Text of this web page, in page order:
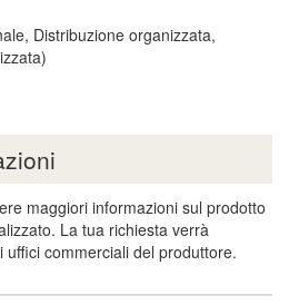
Distribuzione organizzata,
maggiori informazioni sul prodotto
La tua richiesta verrà
commerciali del produttore.